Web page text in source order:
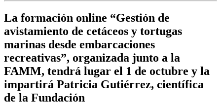
La formación online “Gestión de
avistamiento de cetáceos y tortugas
marinas desde embarcaciones
recreativas”, organizada junto a la
FAMM, tendrá lugar el 1 de octubre y la
impartirá Patricia Gutiérrez, científica
de la Fundación